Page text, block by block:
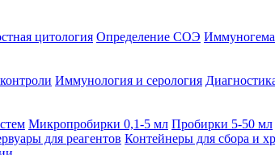
цитология Определение СОЭ
Иммунология и серология
Микропробирки 0,1-5 мл Пробирки 5-50 мл
для реагентов Контейнеры для сбора и